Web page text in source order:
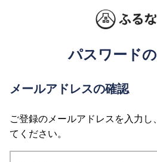
パスワード
メールアドレスの確認
ご登録のメールアドレスを入力
てください。